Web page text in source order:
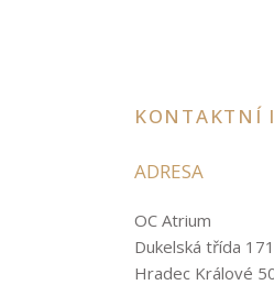
KONTAKTNÍ
ADRESA
OC Atrium
Dukelská třída
Hradec Králové